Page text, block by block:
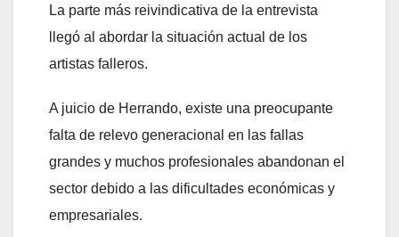
La parte más reivindicativa de la entrevista
llegó al abordar la situación actual de los
artistas falleros.
A juicio de Herrando, existe una preocupante
falta de relevo generacional en las fallas
grandes y muchos profesionales abandonan el
sector debido a las dificultades económicas y
empresariales.